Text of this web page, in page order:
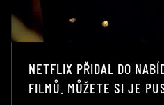
NETFLIX PŘIDAL DO
FILMŮ. MŮŽETE SI JE